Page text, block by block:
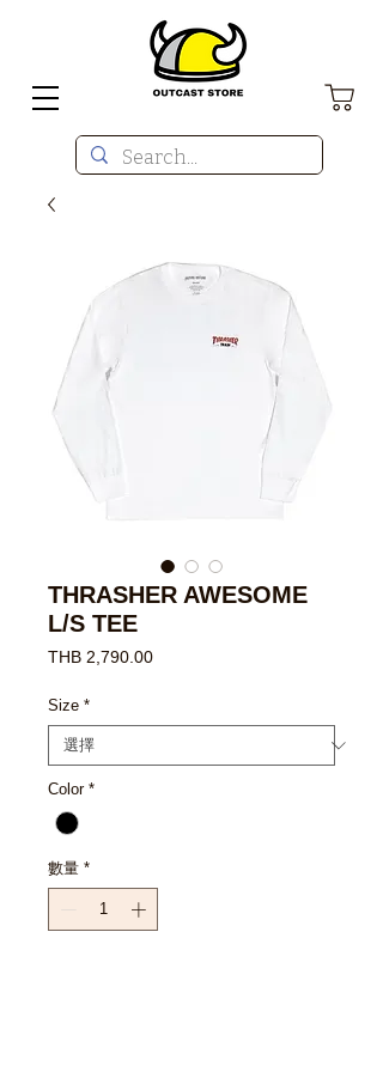
THRASHER AWESOME
L/S TEE
THB 2,790.00價
Size *
Color *
數量 *